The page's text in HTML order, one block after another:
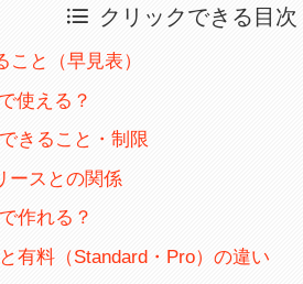
クリックできる目次
こと（早見表）
使える？
きること・制限
ースとの関係
作れる？
有料（Standard・Pro）の違い